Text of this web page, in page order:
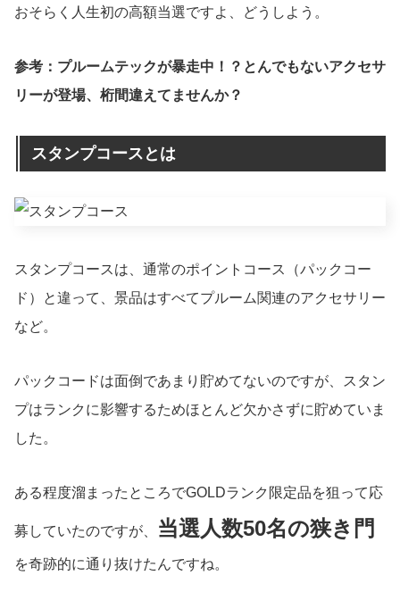
おそらく人生初の高額当選ですよ、どうしよう。
参考：プルームテックが暴走中！？とんでもないアクセサ
リーが登場、桁間違えてませんか？
スタンプコースとは
スタンプコースは、通常のポイントコース（パックコー
ド）と違って、景品はすべてプルーム関連のアクセサリー
など。
パックコードは面倒であまり貯めてないのですが、スタン
プはランクに影響するためほとんど欠かさずに貯めていま
した。
ある程度溜まったところでGOLDランク限定品を狙って応
募していたのですが、 当選人数50名の狭き門
を奇跡的に通り抜けたんですね。